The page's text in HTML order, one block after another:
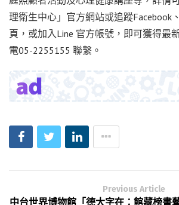
理衛生中心」官方網站或追蹤Facebook
頁，或加入Line 官方帳號，即可獲得最
電05-2255155 聯繫。
Previous Article
中台世界博物館「德大字在：館藏榜書